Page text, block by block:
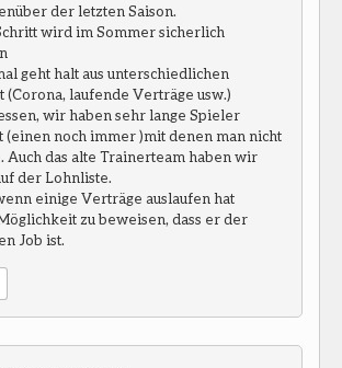
der letzten Saison.
wird im Sommer sicherlich
geht halt aus unterschiedlichen
(Corona, laufende Verträge usw.)
wir haben sehr lange Spieler
(einen noch immer )mit denen man nicht
Auch das alte Trainerteam haben wir
der Lohnliste.
einige Verträge auslaufen hat
zu beweisen, dass er der
Job ist.